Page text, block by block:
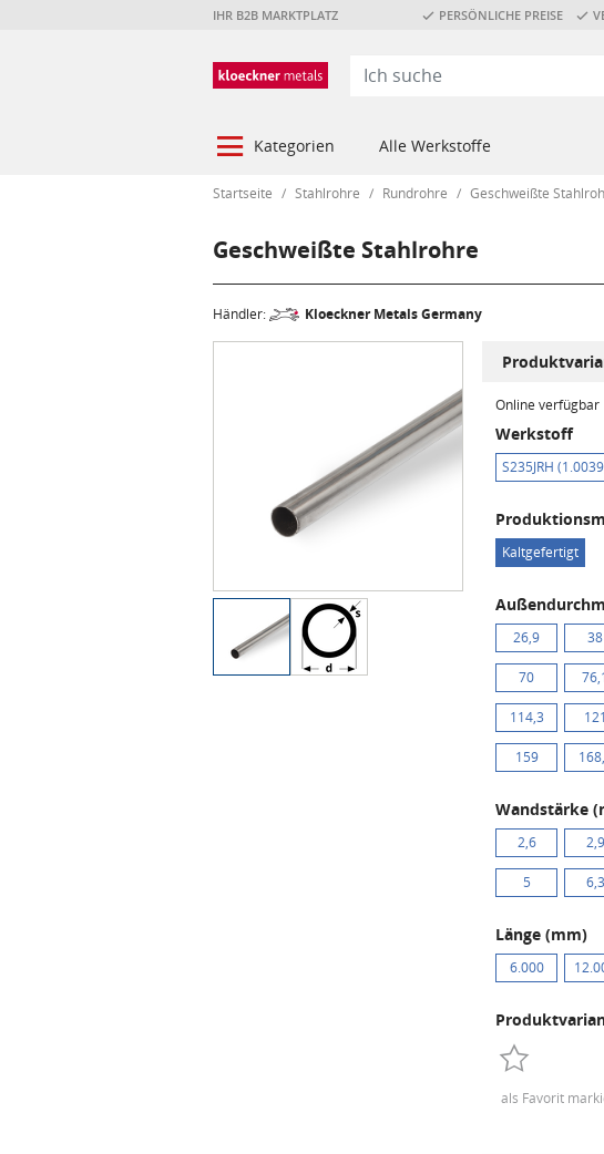
IHR B2B MARKTPLATZ PERSÖNLICHE PREISE
Kategorien Alle Werkstoffe
Startseite / Stahlrohre / Rundrohre / Geschweißte
Geschweißte Stahlrohre
Händler: Kloeckner Metals Germany
Online verfügbar
Werkstoff
S235JRH
Kaltgefertigt
26,9 38
70
114,3 121
159
Wandstärke
2,6 2,9
5 6,3
Länge (mm)
6.000
als Favorit